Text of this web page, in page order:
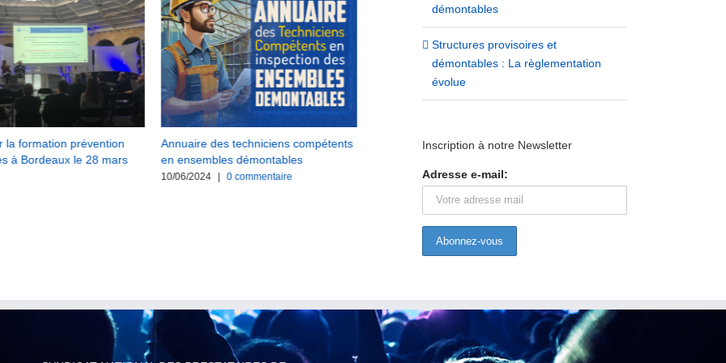
la formation prévention
à Bordeaux le 28 mars
Annuaire des techniciens compétents
en ensembles démontables
10/06/2024 | 0 commentaire
Structures provisoires et démontables
20/12/2023 | 0 commentaire
démontables
Structures provisoires et
démontables : La règlementation
évolue
Inscription à notre Newsletter
Adresse e-mail: